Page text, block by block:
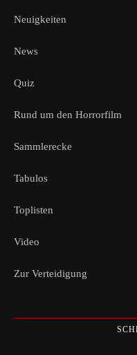
Neuigkeiten
News
Quiz
Rund um den Horrorfilm
Sammlerecke
Tabulos
Toplisten
Video
Zur Verteidigung